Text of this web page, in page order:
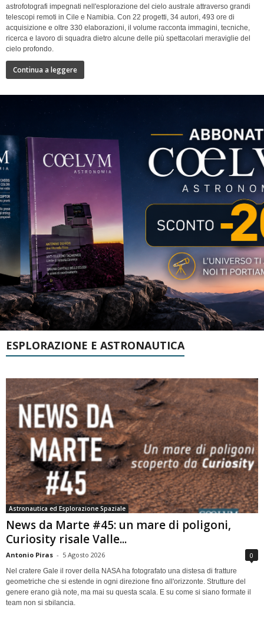
astrofotografi impegnati nell'esplorazione del cielo australe attraverso grandi
telescopi remoti in Cile e Namibia. Con 22 progetti, 34 autori, 493 ore di
acquisizione e oltre 330 elaborazioni, il volume racconta immagini, tecniche,
ricerca e lavoro di squadra dietro alcune delle più spettacolari meraviglie del
cielo profondo.
Continua a leggere
ESPLORAZIONE E ASTRONAUTICA
Astronautica ed Esplorazione Spaziale
News da Marte #45: un mare di poligoni,
Curiosity risale Valle...
Antonio Piras - 5 Agosto 2026 0
Nel cratere Gale il rover della NASA ha fotografato una distesa di fratture
geometriche che si estende in ogni direzione fino all'orizzonte. Strutture del
genere erano già note, ma mai su questa scala. E su come si siano formate il
team non si sbilancia.